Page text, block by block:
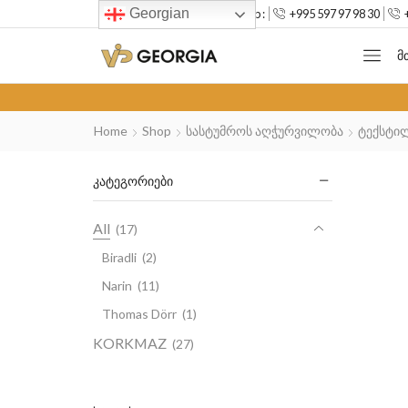
--> Mob : +995 597 97 98 30
Home Shop Სასტუმროს Აღჭურვილობა
ᲙᲐᲢᲔᲒᲝᲠᲘᲔᲑᲘ
All (17)
Biradli (2)
Narin (11)
Thomas Dörr (1)
KORKMAZ (27)
Georgian